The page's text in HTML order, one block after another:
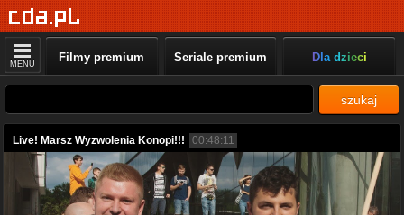
MENU Filmy premium Seriale premium Dla dzieci
szukaj
Live! Marsz Wyzwolenia Konopi!!! 00:48:11